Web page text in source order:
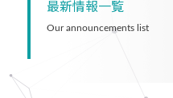
最新情報一覧
Our announcements list